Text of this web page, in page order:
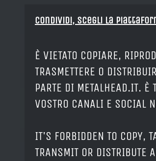
Condividi, Scegli la
È VIETATO COPIARE,
TRASMETTERE O
PARTE DI METALHEAD.IT. È
VOSTRO CANALI E SOCIAL
IT'S FORBIDDEN TO COPY,
TRANSMIT OR DISTRIBUTE